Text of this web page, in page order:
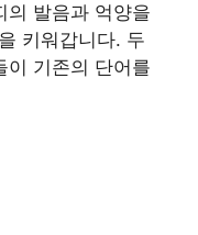
의 발음과 억양을
키워갑니다. 두
이 기존의 단어를